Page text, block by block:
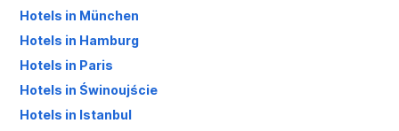
Hotels in München
Hotels in Hamburg
Hotels in Paris
Hotels in Świnoujście
Hotels in Istanbul